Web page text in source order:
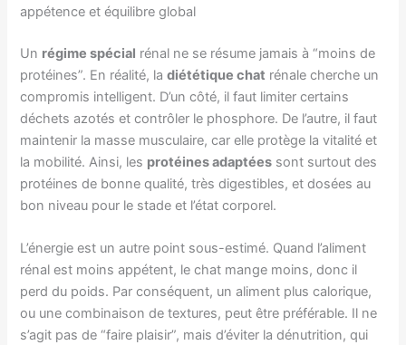
appétence et équilibre global
Un régime spécial rénal ne se résume jamais à “moins de
protéines”. En réalité, ladiététique chat rénale cherche un
compromis intelligent. D’un côté, il faut limiter certains
déchets azotés et contrôler le phosphore. De l’autre, il faut
maintenir la masse musculaire, car elle protège la vitalité et
la mobilité. Ainsi, les protéines adaptées sont surtout des
protéines de bonne qualité, très digestibles, et dosées au
bon niveau pour le stade et l’état corporel.
L’énergie est un autre point sous-estimé. Quand l’aliment
rénal est moins appétent, le chat mange moins, donc il
perd du poids. Par conséquent, un aliment plus calorique,
ou une combinaison de textures, peut être préférable. Il ne
s’agit pas de “faire plaisir”, mais d’éviter la dénutrition, qui